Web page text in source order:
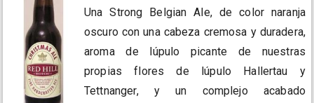
Una Strong Belgian Ale, de color naranja
oscuro con una cabeza cremosa y duradera,
aroma de lúpulo picante de nuestras
propias flores de lúpulo Hallertau y
Tettnanger, y un complejo acabado